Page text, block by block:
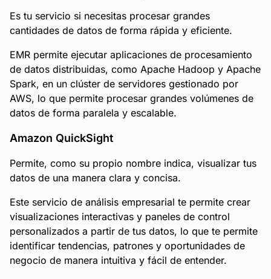
Es tu servicio si necesitas procesar grandes
cantidades de datos de forma rápida y eficiente.
EMR permite ejecutar aplicaciones de procesamiento
de datos distribuidas, como Apache Hadoop y Apache
Spark, en un clúster de servidores gestionado por
AWS, lo que permite procesar grandes volúmenes de
datos de forma paralela y escalable.
Amazon QuickSight
Permite, como su propio nombre indica, visualizar tus
datos de una manera clara y concisa.
Este servicio de análisis empresarial te permite crear
visualizaciones interactivas y paneles de control
personalizados a partir de tus datos, lo que te permite
identificar tendencias, patrones y oportunidades de
negocio de manera intuitiva y fácil de entender.